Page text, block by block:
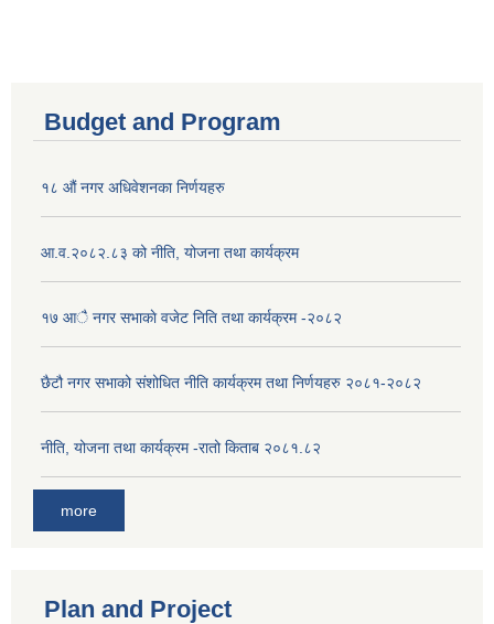
Budget and Program
१८ औं नगर अधिवेशनका निर्णयहरु
आ.व.२०८२.८३ को नीति, योजना तथा कार्यक्रम
१७ आै नगर सभाकाे वजेट निति तथा कार्यक्रम -२०८२
छैटौ नगर सभाको संशोधित नीति कार्यक्रम तथा निर्णयहरु २०८१-२०८२
नीति, योजना तथा कार्यक्रम -रातो किताब २०८१.८२
more
Plan and Project